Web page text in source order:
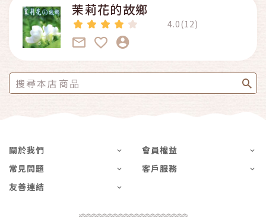
茉莉花的故鄉
4.0(12)
關於我們
會員權益
常見問題
客戶服務
友善連結